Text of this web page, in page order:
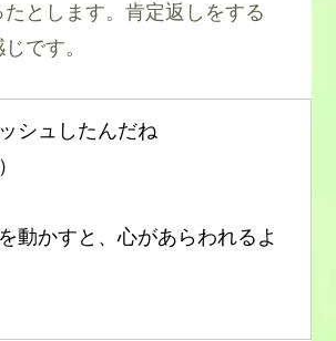
たとします。肯定返しをする
です。
シュしたんだね
動かすと、心があらわれるよ